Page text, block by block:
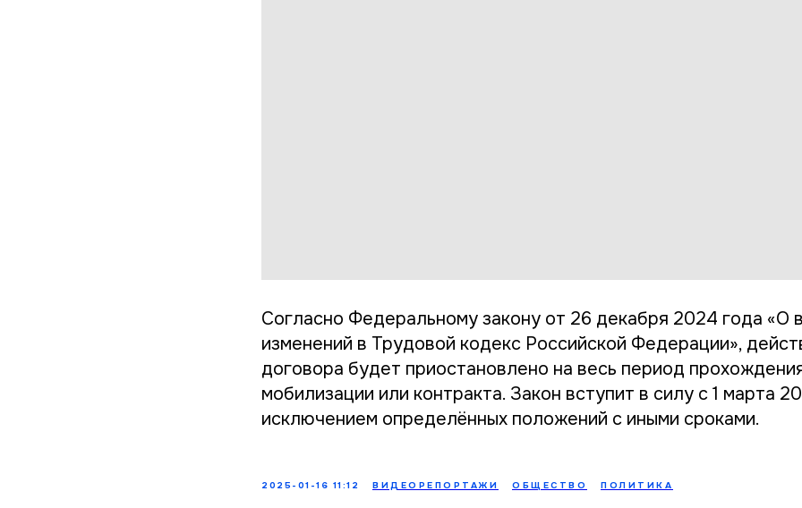
Согласно Федеральному закону от 26 декабря 2024 года «О
изменений в Трудовой кодекс Российской Федерации»,
договора будет приостановлено на весь период
мобилизации или контракта. Закон вступит в силу с 1 марта
исключением определённых положений с иными сроками.
2025-01-16 11:12 ВИДЕОРЕПОРТАЖИ ОБЩЕСТВО ПОЛИТИКА